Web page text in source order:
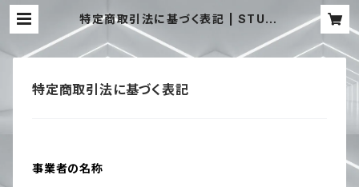
特定商取引法に基づく表記 | STUDI
O CHERIE
特定商取引法に基づく表記
事業者の名称